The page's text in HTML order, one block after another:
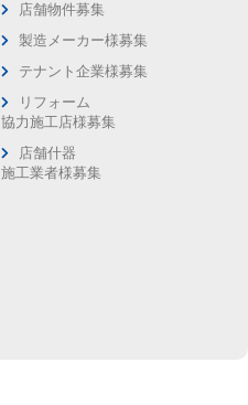
店舗物件募集
製造メーカー様募集
テナント企業様募集
リフォーム
協力施工店様募集
店舗什器
施工業者様募集